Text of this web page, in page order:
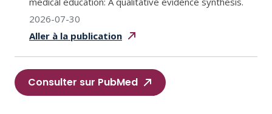
2026-07-30
Aller à la publication
Consulter sur PubMed